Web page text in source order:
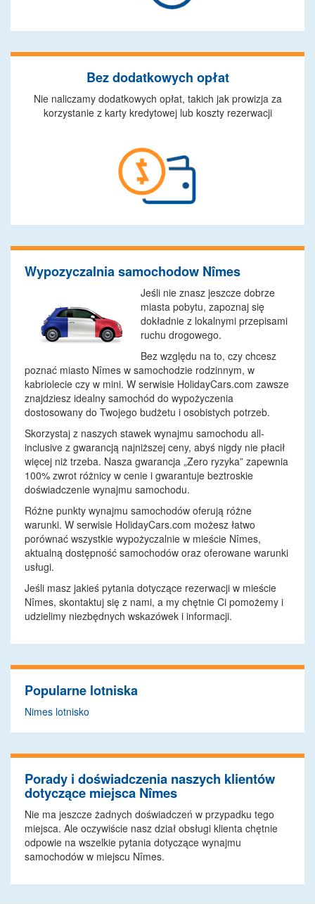
Bez dodatkowych opłat
Nie naliczamy dodatkowych opłat, takich jak prowizja za
korzystanie z karty kredytowej lub koszty rezerwacji
Wypozyczalnia samochodow Nîmes
Jeśli nie znasz jeszcze dobrze
miasta pobytu, zapoznaj się
dokładnie z lokalnymi przepisami
ruchu drogowego.
Bez względu na to, czy chcesz
poznać miasto Nîmes w samochodzie rodzinnym, w
kabriolecie czy w mini. W serwisie HolidayCars.com zawsze
znajdziesz idealny samochód do wypożyczenia
dostosowany do Twojego budżetu i osobistych potrzeb.
Skorzystaj z naszych stawek wynajmu samochodu all-
inclusive z gwarancją najniższej ceny, abyś nigdy nie płacił
więcej niż trzeba. Nasza gwarancja „Zero ryzyka” zapewnia
100% zwrot różnicy w cenie i gwarantuje beztroskie
doświadczenie wynajmu samochodu.
Różne punkty wynajmu samochodów oferują różne
warunki. W serwisie HolidayCars.com możesz łatwo
porównać wszystkie wypożyczalnie w mieście Nîmes,
aktualną dostępność samochodów oraz oferowane warunki
usługi.
Jeśli masz jakieś pytania dotyczące rezerwacji w mieście
Nîmes, skontaktuj się z nami, a my chętnie Ci pomożemy i
udzielimy niezbędnych wskazówek i informacji.
Popularne lotniska
Nimes lotnisko
Porady i doświadczenia naszych klientów
dotyczące miejsca Nîmes
Nie ma jeszcze żadnych doświadczeń w przypadku tego
miejsca. Ale oczywiście nasz dział obsługi klienta chętnie
odpowie na wszelkie pytania dotyczące wynajmu
samochodów w miejscu Nîmes.